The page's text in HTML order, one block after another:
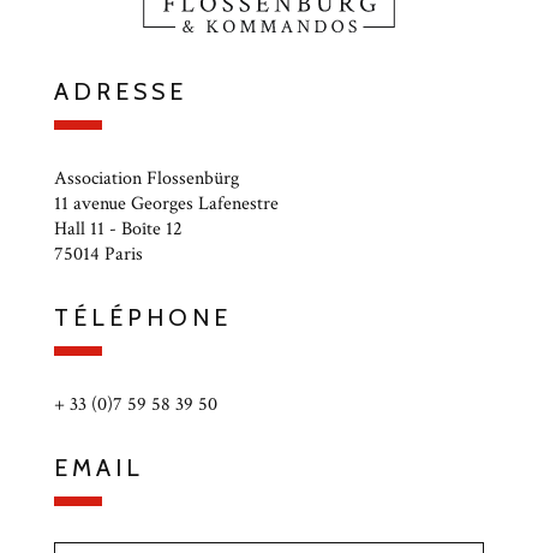
ADRESSE
Association Flossenbürg
11 avenue Georges Lafenestre
Hall 11 - Boîte 12
75014 Paris
TÉLÉPHONE
+ 33 (0)7 59 58 39 50
EMAIL